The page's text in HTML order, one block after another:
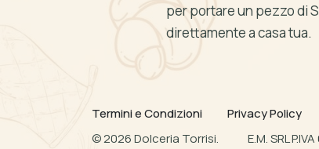
per portare un pezzo di
direttamente a casa tua.
Termini e Condizioni
Privacy Policy
©2026Dolceria Torrisi. E.M. SRL